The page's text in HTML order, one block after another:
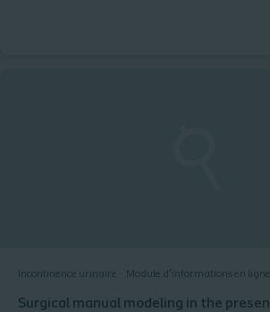
Incontinence urinaire Module d’informations en ligne
Surgical manual modeling in the